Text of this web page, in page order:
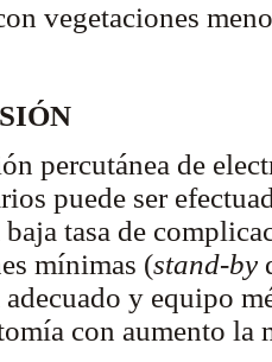
vegetaciones
percutánea de
puede ser
tasa de
mínimas (stand-by
y equipo
con aumento